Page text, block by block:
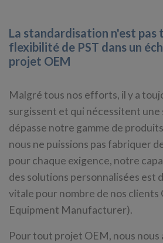
La standardisation n'est pas
flexibilité de PST dans un
projet OEM
Malgré tous nos efforts, il y a
surgissent et qui nécessitent une
dépasse notre gamme de
nous ne puissions pas fabriquer
pour chaque exigence, notre
des solutions personnalisées est
vitale pour nombre de nos clients
Equipment Manufacturer).
Pour tout projet OEM, nous nous